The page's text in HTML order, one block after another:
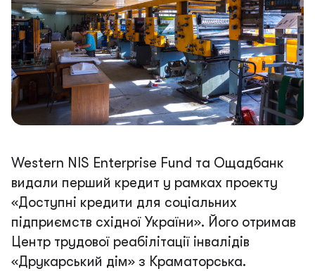
Western NIS Enterprise Fund та Ощадбанк
видали перший кредит у рамках проекту
«Доступні кредити для соціальних
підприємств східної України». Його отримав
Центр трудової реабілітації інвалідів
«Друкарський дім» з Краматорська.